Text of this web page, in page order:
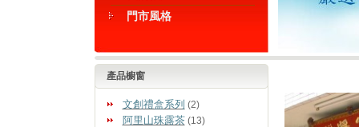
門市風格
產品櫥窗
文創禮盒系列 (2)
阿里山珠露茶(13)